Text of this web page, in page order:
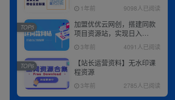
1年前 9098人已阅读
加盟优优云网创，搭建同款
项目资源站，实现日入
2000+
3年前 4091人已阅读
TOP5
【站长运营资料】无水印课
程资源
3年前 2785人已阅读
TOP6